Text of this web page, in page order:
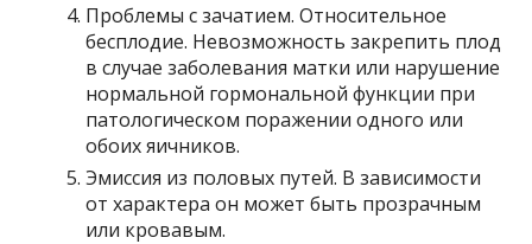
Проблемы с зачатием. Относительное
бесплодие. Невозможность закрепить плод
в случае заболевания матки или нарушение
нормальной гормональной функции при
патологическом поражении одного или
обоих яичников.
Эмиссия из половых путей. В зависимости
от характера он может быть прозрачным
или кровавым.